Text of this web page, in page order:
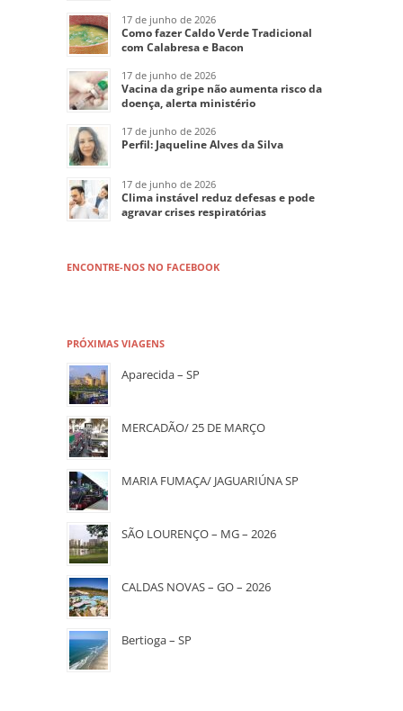
17 de junho de 2026
Como fazer Caldo Verde Tradicional
com Calabresa e Bacon
17 de junho de 2026
Vacina da gripe não aumenta risco da
doença, alerta ministério
17 de junho de 2026
Perfil: Jaqueline Alves da Silva
17 de junho de 2026
Clima instável reduz defesas e pode
agravar crises respiratórias
ENCONTRE-NOS NO FACEBOOK
PRÓXIMAS VIAGENS
Aparecida – SP
MERCADÃO/ 25 DE MARÇO
MARIA FUMAÇA/ JAGUARIÚNA SP
SÃO LOURENÇO – MG – 2026
CALDAS NOVAS – GO – 2026
Bertioga – SP